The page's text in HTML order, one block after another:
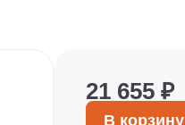
21 655 ₽
В корзину